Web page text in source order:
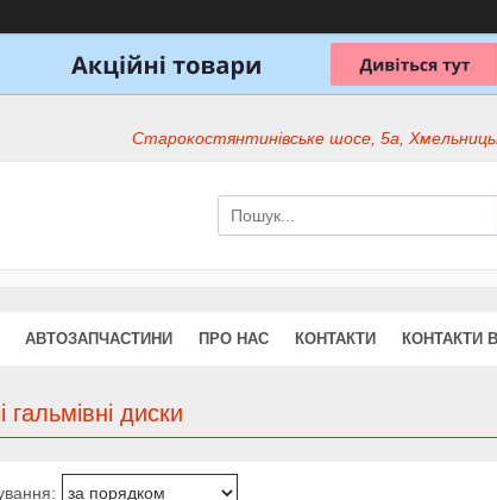
Старокостянтинівське шосе, 5а,
АВТОЗАПЧАСТИНИ ПРО НАС КОНТАКТИ КОНТАКТИ
гальмівні диски